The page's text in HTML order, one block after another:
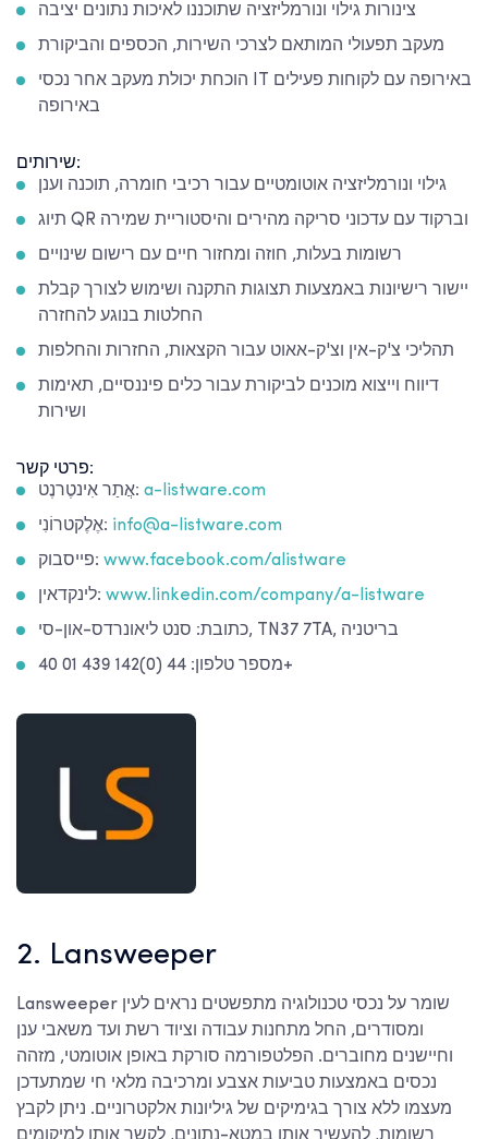
צינורות גילוי ונורמליזציה שתוכננו לאיכות נתונים יציבה
מעקב תפעולי המותאם לצרכי השירות, הכספים והביקורת
הוכחת יכולת מעקב אחר נכסי IT באירופה עם לקוחות פעילים
באירופה
שירותים:
גילוי ונורמליזציה אוטומטיים עבור רכיבי חומרה, תוכנה וענן
תיוג QR וברקוד עם עדכוני סריקה מהירים והיסטוריית שמירה
רשומות בעלות, חוזה ומחזור חיים עם רישום שינויים
יישור רישיונות באמצעות תצוגות התקנה ושימוש לצורך קבלת
החלטות בנוגע להחזרה
תהליכי צ'ק-אין וצ'ק-אאוט עבור הקצאות, החזרות והחלפות
דיווח וייצוא מוכנים לביקורת עבור כלים פיננסיים, תאימות
ושירות
פרטי קשר:
אֲתַר אִינטֶרנֶט: a-listware.com
אֶלֶקטרוֹנִי: info@a-listware.com
פייסבוק: www.facebook.com/alistware
לינקדאין: www.linkedin.com/company/a-listware
כתובת: סנט ליאונרדס-און-סי, TN37 7TA, בריטניה
מספר טלפון: 44 (0)142 439 01 40+
2. Lansweeper
Lansweeper שומר על נכסי טכנולוגיה מתפשטים נראים לעין
ומסודרים, החל מתחנות עבודה וציוד רשת ועד משאבי ענן
וחיישנים מחוברים. הפלטפורמה סורקת באופן אוטומטי, מזהה
נכסים באמצעות טביעות אצבע ומרכיבה מלאי חי שמתעדכן
מעצמו ללא צורך בגימיקים של גיליונות אלקטרוניים. ניתן לקבץ
רשומות, להעשיר אותן במטא-נתונים, לקשר אותן למיקומים